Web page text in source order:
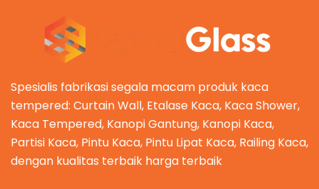
Spesialis fabrikasi segala macam produk kaca
tempered: Curtain Wall, Etalase Kaca, Kaca Shower,
Kaca Tempered, Kanopi Gantung, Kanopi Kaca,
Partisi Kaca, Pintu Kaca, Pintu Lipat Kaca, Railing Kaca,
dengan kualitas terbaik harga terbaik